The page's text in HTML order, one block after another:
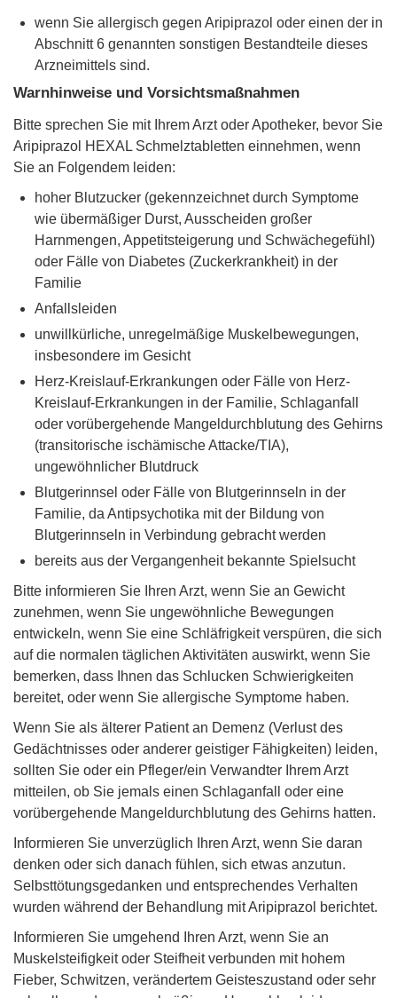
wenn Sie allergisch gegen Aripiprazol oder einen der in
Abschnitt 6 genannten sonstigen Bestandteile dieses
Arzneimittels sind.
Warnhinweise und Vorsichtsmaßnahmen
Bitte sprechen Sie mit Ihrem Arzt oder Apotheker, bevor Sie
Aripiprazol HEXAL Schmelztabletten einnehmen, wenn
Sie an Folgendem leiden:
hoher Blutzucker (gekennzeichnet durch Symptome
wie übermäßiger Durst, Ausscheiden großer
Harnmengen, Appetitsteigerung und Schwächegefühl)
oder Fälle von Diabetes (Zuckerkrankheit) in der
Familie
Anfallsleiden
unwillkürliche, unregelmäßige Muskelbewegungen,
insbesondere im Gesicht
Herz-Kreislauf-Erkrankungen oder Fälle von Herz-
Kreislauf-Erkrankungen in der Familie, Schlaganfall
oder vorübergehende Mangeldurchblutung des Gehirns
(transitorische ischämische Attacke/TIA),
ungewöhnlicher Blutdruck
Blutgerinnsel oder Fälle von Blutgerinnseln in der
Familie, da Antipsychotika mit der Bildung von
Blutgerinnseln in Verbindung gebracht werden
bereits aus der Vergangenheit bekannte Spielsucht
Bitte informieren Sie Ihren Arzt, wenn Sie an Gewicht
zunehmen, wenn Sie ungewöhnliche Bewegungen
entwickeln, wenn Sie eine Schläfrigkeit verspüren, die sich
auf die normalen täglichen Aktivitäten auswirkt, wenn Sie
bemerken, dass Ihnen das Schlucken Schwierigkeiten
bereitet, oder wenn Sie allergische Symptome haben.
Wenn Sie als älterer Patient an Demenz (Verlust des
Gedächtnisses oder anderer geistiger Fähigkeiten) leiden,
sollten Sie oder ein Pfleger/ein Verwandter Ihrem Arzt
mitteilen, ob Sie jemals einen Schlaganfall oder eine
vorübergehende Mangeldurchblutung des Gehirns hatten.
Informieren Sie unverzüglich Ihren Arzt, wenn Sie daran
denken oder sich danach fühlen, sich etwas anzutun.
Selbsttötungsgedanken und entsprechendes Verhalten
wurden während der Behandlung mit Aripiprazol berichtet.
Informieren Sie umgehend Ihren Arzt, wenn Sie an
Muskelsteifigkeit oder Steifheit verbunden mit hohem
Fieber, Schwitzen, verändertem Geisteszustand oder sehr